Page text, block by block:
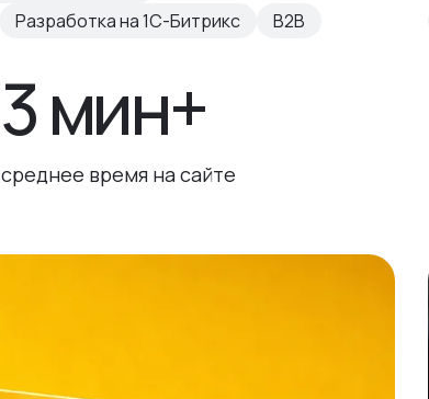
Разработка на 1С-Битрикс B2B
3 мин+
среднее время на сайте